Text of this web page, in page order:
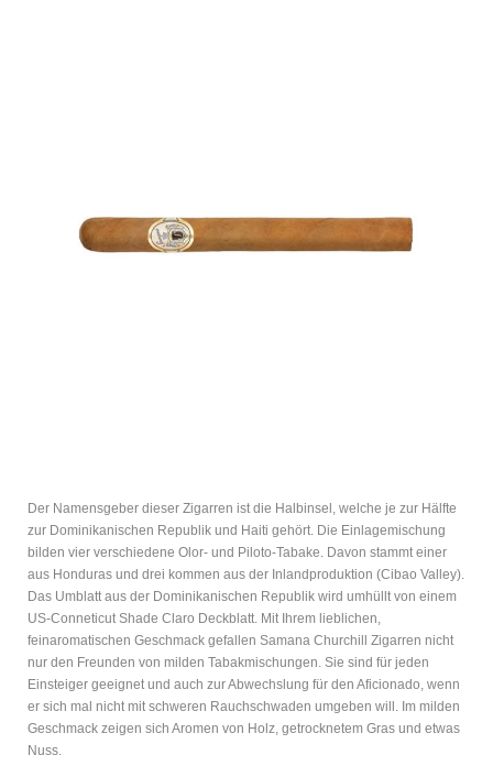
Der Namensgeber dieser Zigarren ist die Halbinsel, welche je zur Hälfte
zur Dominikanischen Republik und Haiti gehört. Die Einlagemischung
bilden vier verschiedene Olor- und Piloto-Tabake. Davon stammt einer
aus Honduras und drei kommen aus der Inlandproduktion (Cibao Valley).
Das Umblatt aus der Dominikanischen Republik wird umhüllt von einem
US-Conneticut Shade Claro Deckblatt. Mit Ihrem lieblichen,
feinaromatischen Geschmack gefallen Samana Churchill Zigarren nicht
nur den Freunden von milden Tabakmischungen. Sie sind für jeden
Einsteiger geeignet und auch zur Abwechslung für den Aficionado, wenn
er sich mal nicht mit schweren Rauchschwaden umgeben will. Im milden
Geschmack zeigen sich Aromen von Holz, getrocknetem Gras und etwas
Nuss.